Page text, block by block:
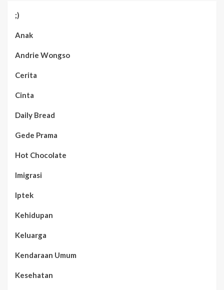
;)
Anak
Andrie Wongso
Cerita
Cinta
Daily Bread
Gede Prama
Hot Chocolate
Imigrasi
Iptek
Kehidupan
Keluarga
Kendaraan Umum
Kesehatan